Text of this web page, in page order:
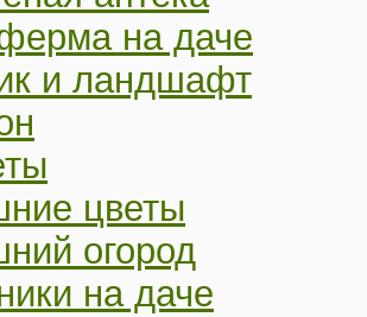
на даче
и ландшафт
цветы
огород
на даче